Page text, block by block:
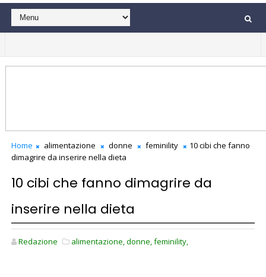
Home alimentazione donne feminility
10 cibi che fanno
dimagrire da inserire nella dieta
10 cibi che fanno dimagrire da
inserire nella dieta
Redazione alimentazione,donne,feminility,